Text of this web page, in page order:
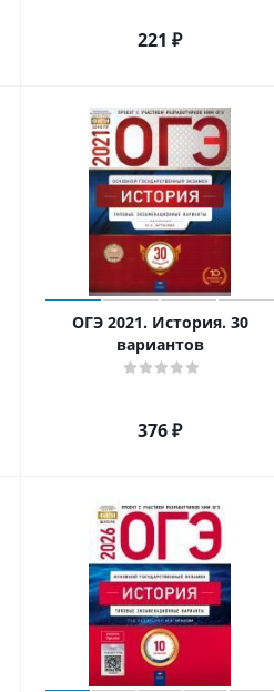
221 ₽
ОГЭ 2021. История. 30
вариантов
376₽